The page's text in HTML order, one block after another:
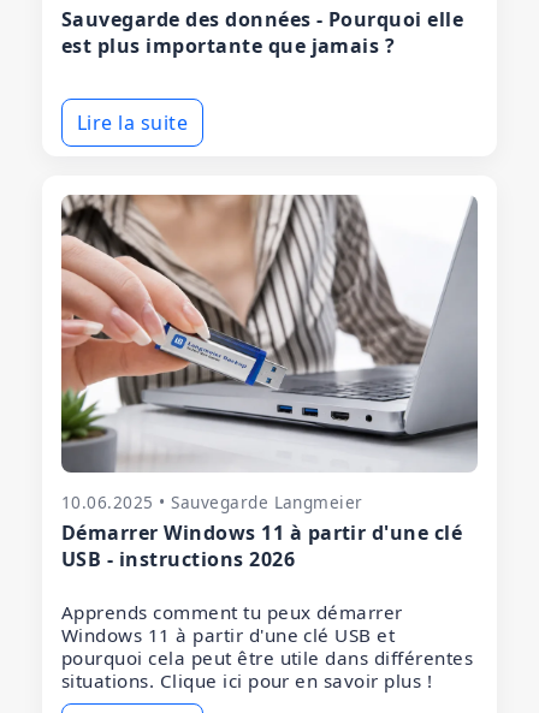
Sauvegarde des données - Pourquoi elle
est plus importante que jamais ?
Lire la suite
10.06.2025 • Sauvegarde Langmeier
Démarrer Windows 11 à partir d'une clé
USB - instructions 2026
Apprends comment tu peux démarrer
Windows 11 à partir d'une clé USB et
pourquoi cela peut être utile dans différentes
situations. Clique ici pour en savoir plus !